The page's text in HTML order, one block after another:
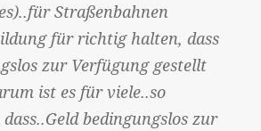
Straßenbahnen
für richtig halten, dass
zur Verfügung gestellt
ist es für viele..so
bedingungslos zur